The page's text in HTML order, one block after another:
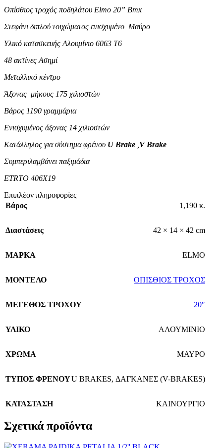
Οπίσθιος τροχός ποδηλάτου Elmo 20” Bmx
Στεφάνι διπλού τοιχώματος ενισχυμένο Μαύρο
Υλικό κατασκευής Αλουμίνιο 6063 Τ6
48 ακτίνες Ασημί
Μεταλλικό κέντρο
Άξονας μήκους 175 χιλιοστών
Βάρος 1190 γραμμάρια
Ενισχυμένος άξονας 14 χιλιοστών
Κατάλληλος για σύστημα φρένου U Brake V Brake
Συμπεριλαμβάνει παξιμάδια
ETRTO 406X19
Επιπλέον πληροφορίες
Βάρος
1,190 κ.
Διαστάσεις 42 × 14 × 42 cm
ΜΑΡΚΑ ELMO
ΜΟΝΤΕΛΟ ΟΠΙΣΘΙΟΣ ΤΡΟΧΟΣ
ΜΕΓΕΘΟΣ ΤΡΟΧΟΥ 20″
ΥΛΙΚΟ ΑΛΟΥΜΙΝΙΟ
ΧΡΩΜΑ ΜΑΥΡΟ
TΥΠΟΣ ΦΡΕΝΟΥU BRAKES, ΔΑΓΚΑΝΕΣ (V-BRAKES)
ΚΑΤΑΣΤΑΣΗ ΚΑΙΝΟΥΡΓΙΟ
Σχετικά προϊόντα